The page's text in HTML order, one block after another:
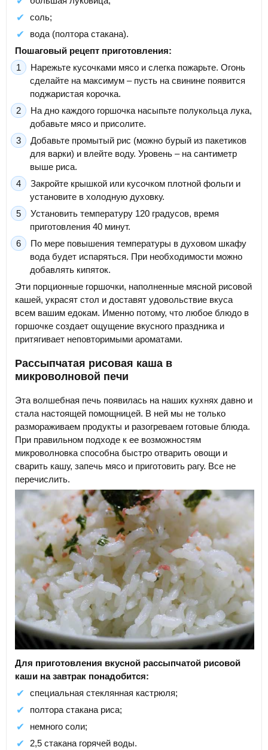
соль;
вода (полтора стакана).
Пошаговый рецепт приготовления:
Нарежьте кусочками мясо и слегка пожарьте. Огонь
сделайте на максимум – пусть на свинине появится
поджаристая корочка.
На дно каждого горшочка насыпьте полукольца лука,
добавьте мясо и присолите.
Добавьте промытый рис (можно бурый из пакетиков
для варки) и влейте воду. Уровень – на сантиметр
выше риса.
Закройте крышкой или кусочком плотной фольги и
установите в холодную духовку.
Установить температуру 120 градусов, время
приготовления 40 минут.
По мере повышения температуры в духовом шкафу
вода будет испаряться. При необходимости можно
добавлять кипяток.
Эти порционные горшочки, наполненные мясной рисовой
кашей, украсят стол и доставят удовольствие вкуса
всем вашим едокам. Именно потому, что любое блюдо в
горшочке создает ощущение вкусного праздника и
притягивает неповторимыми ароматами.
Рассыпчатая рисовая каша в
микроволновой печи
Эта волшебная печь появилась на наших кухнях давно и
стала настоящей помощницей. В ней мы не только
размораживаем продукты и разогреваем готовые блюда.
При правильном подходе к ее возможностям
микроволновка способна быстро отварить овощи и
сварить кашу, запечь мясо и приготовить рагу. Все не
перечислить.
Для приготовления вкусной рассыпчатой рисовой
каши на завтрак понадобится:
специальная стеклянная кастрюля;
полтора стакана риса;
немного соли;
2,5 стакана горячей воды.